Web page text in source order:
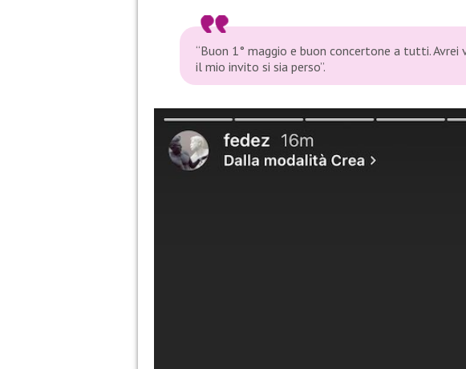
“Buon 1° maggio e buon concertone a tutti.
il mio invito si sia perso”.